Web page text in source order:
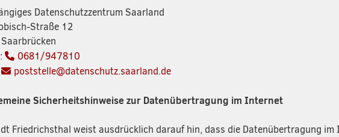
Datenschutzzentrum Saarland
Straße 12
0681/947810
poststelle@datenschutz.saarland.de
Sicherheitshinweise zur Datenübertragung im Internet
Friedrichsthal weist ausdrücklich darauf hin, dass die Datenübertragung im